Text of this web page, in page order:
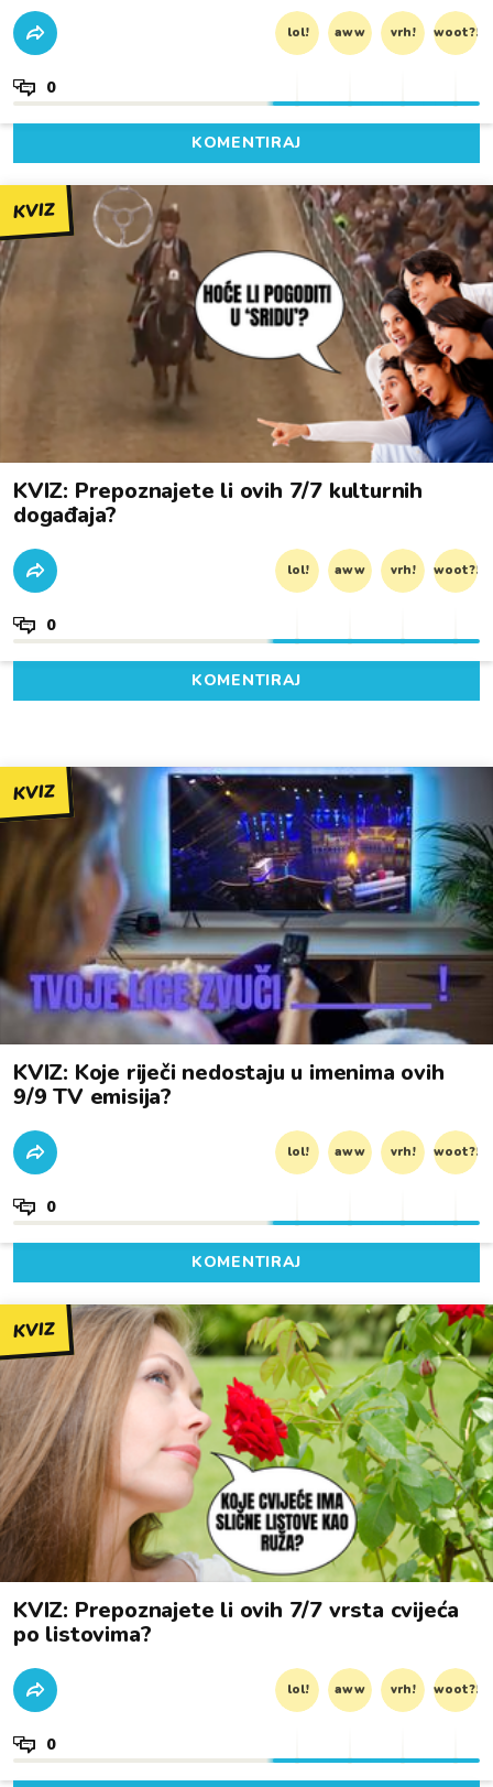
lol! aww vrh! woot?!
0
KOMENTIRAJ
KVIZ
KVIZ: Prepoznajete li ovih 7/7 kulturnih
događaja?
lol! aww vrh! woot?!
0
KOMENTIRAJ
KVIZ
KVIZ: Koje riječi nedostaju u imenima ovih
9/9 TV emisija?
lol! aww vrh! woot?!
0
KOMENTIRAJ
KVIZ
KVIZ: Prepoznajete li ovih 7/7 vrsta cvijeća
po listovima?
lol! aww vrh! woot?!
0